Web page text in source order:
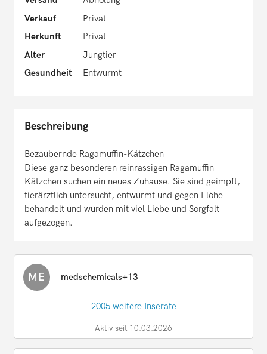
Verkauf
Privat
Herkunft
Privat
Alter
Jungtier
Gesundheit
Entwurmt
Beschreibung
Bezaubernde Ragamuffin-Kätzchen
Diese ganz besonderen reinrassigen Ragamuffin-
Kätzchen suchen ein neues Zuhause. Sie sind geimpft,
tierärztlich untersucht, entwurmt und gegen Flöhe
behandelt und wurden mit viel Liebe und Sorgfalt
aufgezogen.
ME medschemicals+13
2005 weitere Inserate
Aktiv seit 10.03.2026